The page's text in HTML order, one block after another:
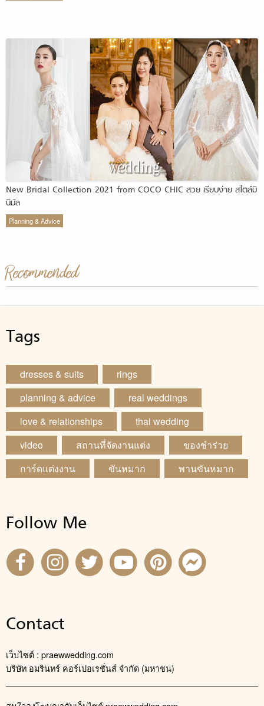
New Bridal Collection 2021 from COCO CHIC สวย เรียบง่าย สไตล์มิ
นิมัล
Planning & Advice
Recommended
Tags
dresses & suits
rings
planning & advice
real weddings
love & relationships
thai wedding
video
สถานที่จัดงานแต่ง
ของชำร่วย
การ์ดแต่งงาน
ขันหมาก พานขันหมาก
Follow Me
Contact
เว็บไซต์ : praewwedding.com
บริษัท อมรินทร์ คอร์เปอเรชั่นส์ จำกัด (มหาชน)